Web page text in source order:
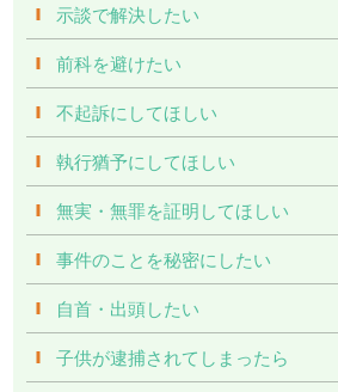
示談で解決したい
前科を避けたい
不起訴にしてほしい
執行猶予にしてほしい
無実・無罪を証明してほしい
事件のことを秘密にしたい
自首・出頭したい
子供が逮捕されてしまったら